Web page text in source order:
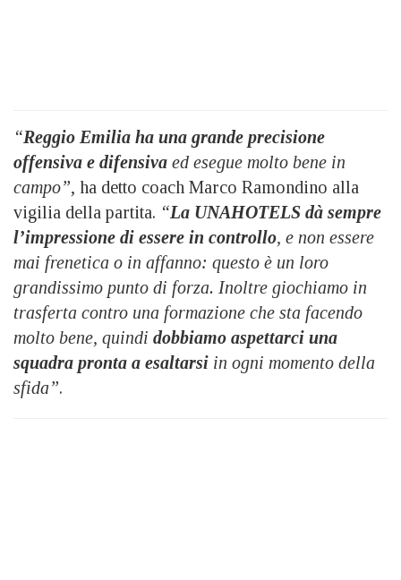
“Reggio Emilia ha una grande precisione
offensiva e difensiva ed esegue molto bene in
campo”, ha detto coach Marco Ramondino alla
vigilia della partita. “La UNAHOTELS dà sempre
l’impressione di essere in controllo, e non essere
mai frenetica o in affanno: questo è un loro
grandissimo punto di forza. Inoltre giochiamo in
trasferta contro una formazione che sta facendo
molto bene, quindi dobbiamo aspettarci una
squadra pronta a esaltarsi in ogni momento della
sfida”.